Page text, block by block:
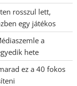
rosszul lett,
egy játékos
a
hete
ez a 40 fokos